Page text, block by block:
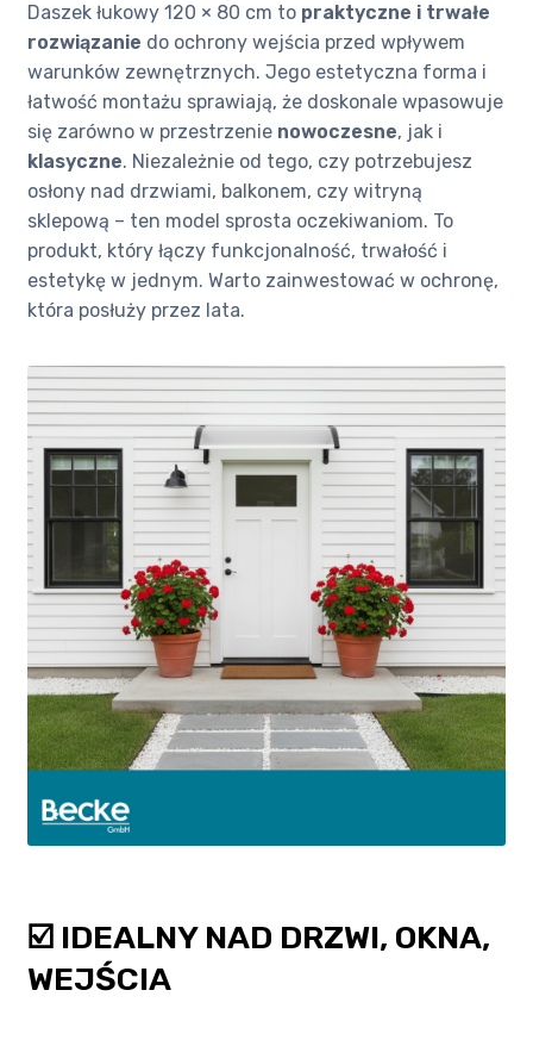
Daszek łukowy 120 × 80 cm topraktyczne i trwałe
rozwiązanie do ochrony wejścia przed wpływem
warunków zewnętrznych. Jego estetyczna forma i
łatwość montażu sprawiają, że doskonale wpasowuje
się zarówno w przestrzenie nowoczesne, jak i
klasyczne. Niezależnie od tego, czy potrzebujesz
osłony nad drzwiami, balkonem, czy witryną
sklepową – ten model sprosta oczekiwaniom. To
produkt, który łączy funkcjonalność, trwałość i
estetykę w jednym. Warto zainwestować w ochronę,
która posłuży przez lata.
☑️ IDEALNY NAD DRZWI, OKNA,
WEJŚCIA